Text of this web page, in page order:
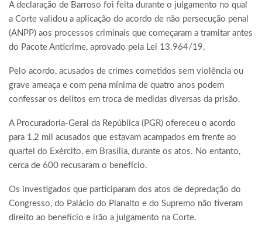
A declaração de Barroso foi feita durante o julgamento no qual
a Corte validou a aplicação do acordo de não persecução penal
(ANPP) aos processos criminais que começaram a tramitar antes
do Pacote Anticrime, aprovado pela Lei 13.964/19.
Pelo acordo, acusados de crimes cometidos sem violência ou
grave ameaça e com pena mínima de quatro anos podem
confessar os delitos em troca de medidas diversas da prisão.
A Procuradoria-Geral da República (PGR) ofereceu o acordo
para 1,2 mil acusados que estavam acampados em frente ao
quartel do Exército, em Brasília, durante os atos. No entanto,
cerca de 600 recusaram o benefício.
Os investigados que participaram dos atos de depredação do
Congresso, do Palácio do Planalto e do Supremo não tiveram
direito ao benefício e irão a julgamento na Corte.